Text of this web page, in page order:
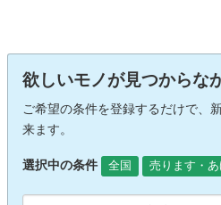
欲しいモノが見つからな
ご希望の条件を登録するだけで、
来ます。
選択中の条件 全国 売ります・